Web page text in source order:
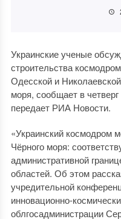
Украинские ученые
строительства
Одесской и
моря, сообщает в
передает РИА Новости.
«Украинский космодром
Чёрного моря:
административной
областей. Об этом
учредительной
инновационно-
облгосадминистрации